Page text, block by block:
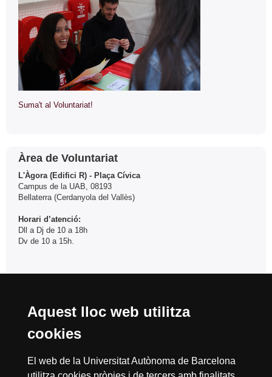
Aquest lloc web utilitza
cookies
El web de la Universitat Autònoma de Barcelona
Suma't al Voluntariat!
Contacte
Àrea de Voluntariat
L'Àgora (Edifici R) - Plaça Cívica
Campus de la UAB, 08193
Bellaterra (Cerdanyola del Vallès)
Horari d’atenció:
Dll a Dj de 10 a 18h
Dv de 10 a 15h.